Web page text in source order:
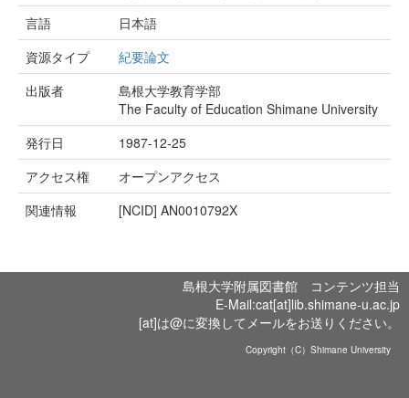
言語
日本語
資源タイプ
紀要論文
出版者
島根大学教育学部
The Faculty of Education Shimane University
発行日
1987-12-25
アクセス権
オープンアクセス
関連情報
[NCID] AN0010792X
島根大学附属図書館 コンテンツ担当
E-Mail:cat[at]lib.shimane-u.ac.jp
[at]は@に変換してメールをお送りください。
Copyright（C）Shimane University